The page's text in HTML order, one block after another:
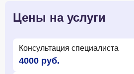
Цены на услуги
Консультация специалиста
4000 руб.